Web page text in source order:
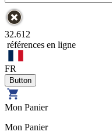
32.612
références en ligne
FR
Mon Panier
Mon Panier